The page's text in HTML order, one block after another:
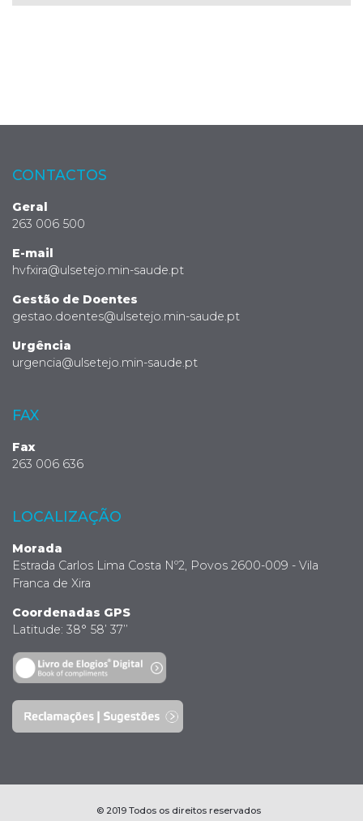
CONTACTOS
Geral
263 006 500
E-mail
hvfxira@ulsetejo.min-saude.pt
Gestão de Doentes
gestao.doentes@ulsetejo.min-saude.pt
Urgência
urgencia@ulsetejo.min-saude.pt
FAX
Fax
263 006 636
LOCALIZAÇÃO
Morada
Estrada Carlos Lima Costa Nº2, Povos 2600-009 - Vila
Franca de Xira
Coordenadas GPS
Latitude: 38° 58’ 37’’
© 2019 Todos os direitos reservados